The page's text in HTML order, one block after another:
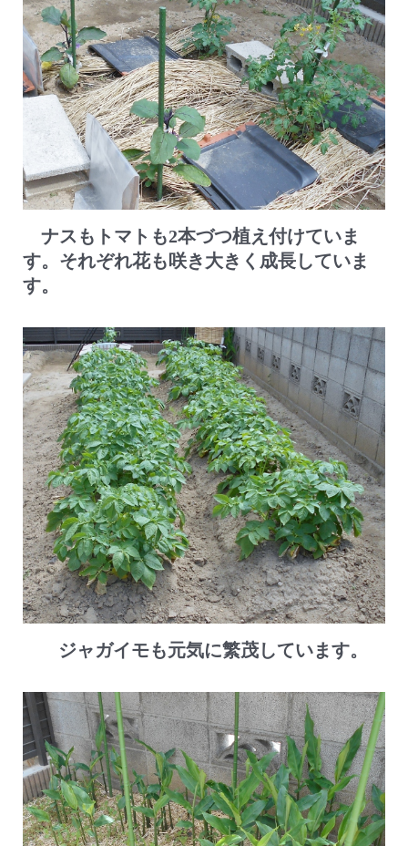
ナスもトマトも2本づつ植え付けていま
す。それぞれ花も咲き大きく成長していま
す。
ジャガイモも元気に繁茂しています。